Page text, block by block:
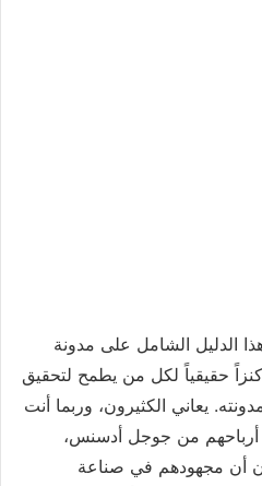
الدليل الشامل على مدونة
كنزاً حقيقياً لكل من يطمح لتحقيق
يعاني الكثيرون، وربما أنت
أرباحهم من جوجل أدسنس،
أن مجهودهم في صناعة